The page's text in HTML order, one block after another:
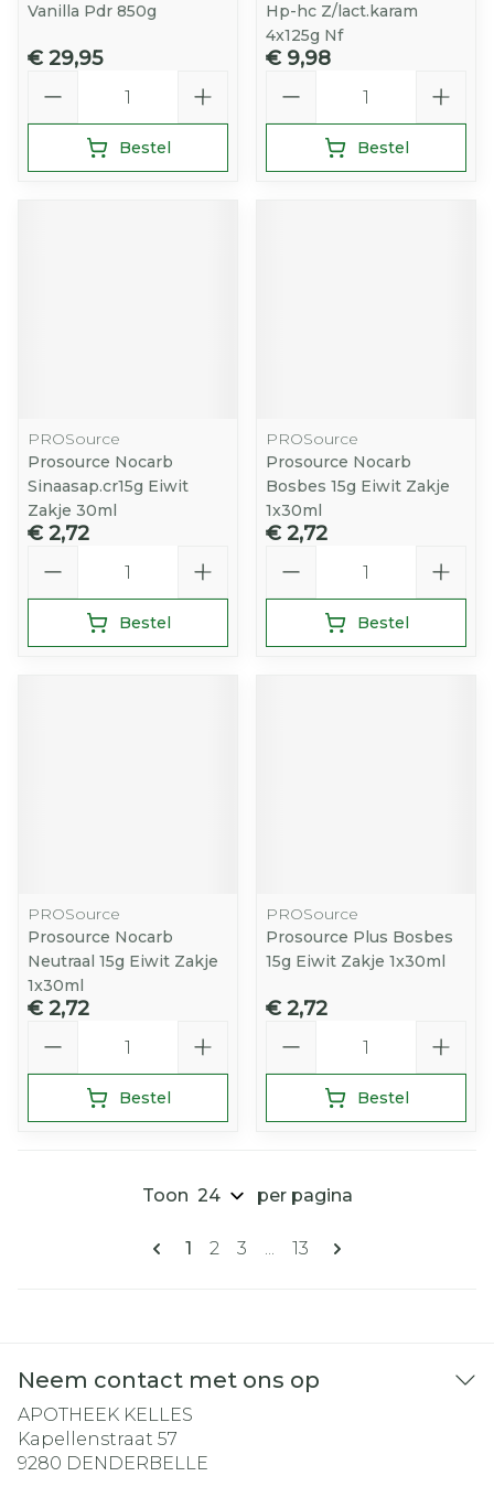
Vanilla Pdr 850g
€ 29,95
Bestel
Hp-hc Z/lact.karam
4x125g Nf
€ 9,98
Bestel
PROSource
Prosource Nocarb
Sinaasap.cr15g Eiwit
Zakje 30ml
€ 2,72
Bestel
PROSource
Prosource Nocarb
Bosbes 15g Eiwit Zakje
1x30ml
€ 2,72
Bestel
PROSource
Prosource Nocarb
Neutraal 15g Eiwit Zakje
1x30ml
€ 2,72
Bestel
PROSource
Prosource Plus Bosbes
15g Eiwit Zakje 1x30ml
€ 2,72
Bestel
Pagina's
U lees momenteel pagina
1 Pagina
2 Pagina
3 ... Pagina
13
Toon per pagina
Neem contact met ons op
APOTHEEK KELLES
Kapellenstraat 57
9280 DENDERBELLE